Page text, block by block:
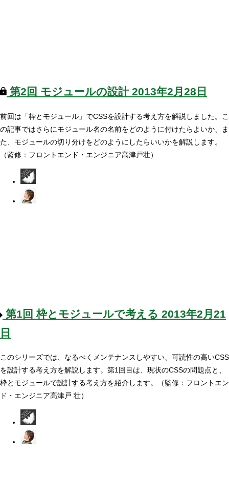
第2回 モジュールの設計 2013年2月28日
前回は「枠とモジュール」でCSSを設計する考え方を解説しました。こ
の記事ではさらにモジュール名の名前をどのように付けたらよいか、ま
た、モジュールの切り分けをどのようにしたらいいかを解説します。
（監修：フロントエンド・エンジニア高津戸壮）
第1回 枠とモジュールで考える 2013年2月21
日
このシリーズでは、なるべくメンテナンスしやすい、可読性の高いCSS
を設計する考え方を解説します。第1回目は、現状のCSSの問題点と、
枠とモジュールで設計する考え方を紹介します。（監修：フロントエン
ド・エンジニア高津戸 壮）